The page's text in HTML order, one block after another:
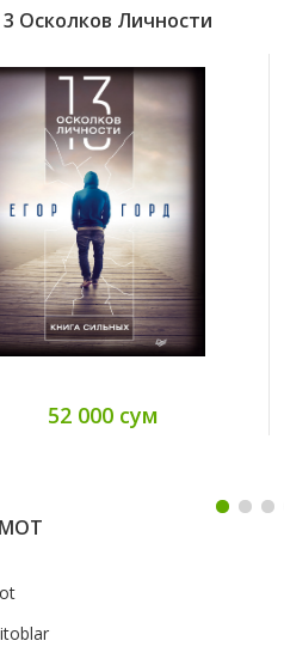
Осколков Личности
52 000 сум